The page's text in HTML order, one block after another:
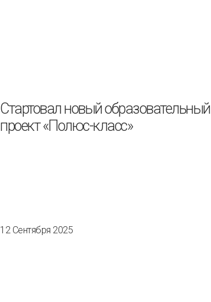
Стартовал новый образовательный
проект «Полюс-класс»
12 Сентября 2025